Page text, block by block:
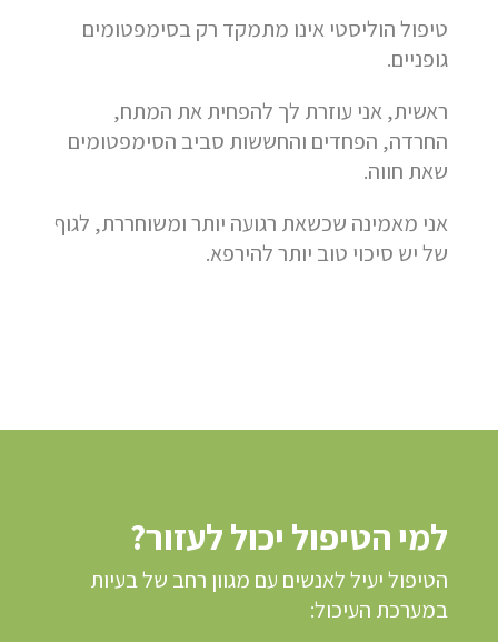
טיפול הוליסטי אינו מתמקד רק בסימפטומים
גופניים.
ראשית, אני עוזרת לך להפחית את המתח,
החרדה, הפחדים והחששות סביב הסימפטומים
שאת חווה.
אני מאמינה שכשאת רגועה יותר ומשוחררת, לגוף
של יש סיכוי טוב יותר להירפא.
למי הטיפול יכול לעזור?
הטיפול יעיל לאנשים עם מגוון רחב של בעיות
במערכת העיכול: